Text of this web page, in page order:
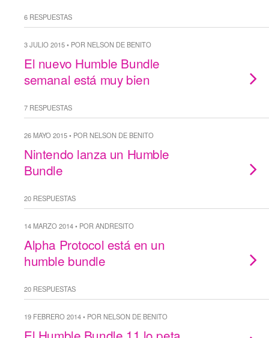
6 RESPUESTAS
3 JULIO 2015 • POR NELSON DE BENITO
El nuevo Humble Bundle
semanal está muy bien
7 RESPUESTAS
26 MAYO 2015 • POR NELSON DE BENITO
Nintendo lanza un Humble
Bundle
20 RESPUESTAS
14 MARZO 2014 • POR ANDRESITO
Alpha Protocol está en un
humble bundle
20 RESPUESTAS
19 FEBRERO 2014 • POR NELSON DE BENITO